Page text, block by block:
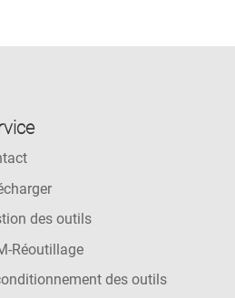
des outils
Réoutillage
des outils